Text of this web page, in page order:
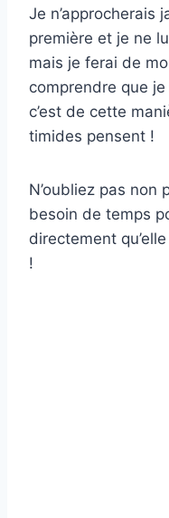
Je n’approcherais
première et je ne
mais je ferai de
comprendre que
c’est de cette
timides pensent !
N’oubliez pas non
besoin de temps
directement
!